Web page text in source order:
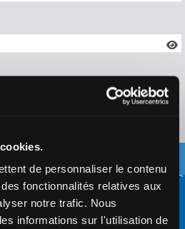
de personnaliser le contenu
fonctionnalités relatives aux
notre trafic. Nous
informations sur l'utilisation de